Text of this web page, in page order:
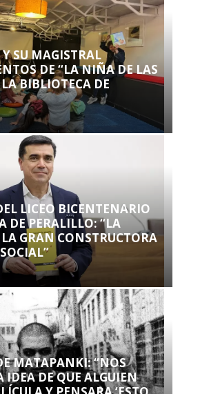
SU MAGISTRAL
DE “LA NIÑA DE LAS
BIBLIOTECA DE
LICEO BICENTENARIO
DE PERALILLO: “LA
LA GRAN CONSTRUCTORA
MATAPANKI: “NOS
IDEA DE QUE ALGUIEN